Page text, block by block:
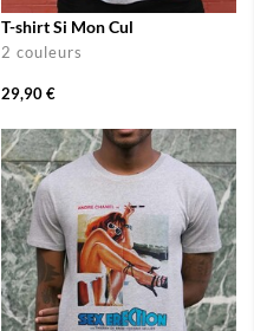
T-shirt Si Mon Cul
2 couleurs
29,90 €